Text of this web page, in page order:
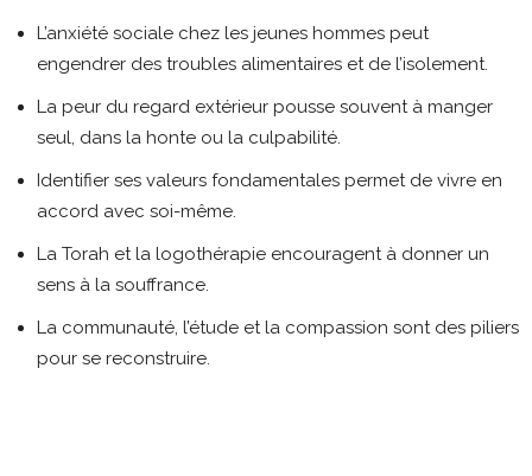
L’anxiété sociale chez les jeunes hommes peut
engendrer des troubles alimentaires et de l’isolement.
La peur du regard extérieur pousse souvent à manger
seul, dans la honte ou la culpabilité.
Identifier ses valeurs fondamentales permet de vivre en
accord avec soi-même.
La Torah et la logothérapie encouragent à donner un
sens à la souffrance.
La communauté, l’étude et la compassion sont des piliers
pour se reconstruire.